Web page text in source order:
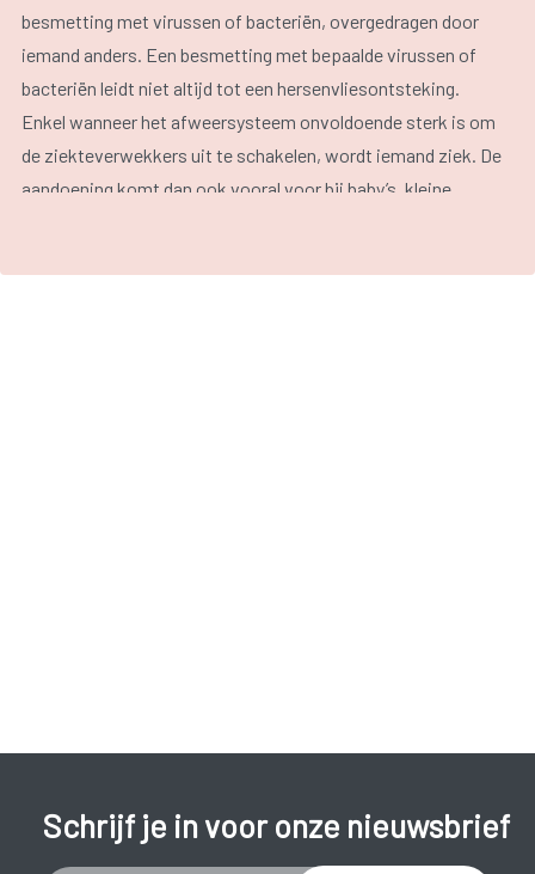
besmetting met virussen of bacteriën, overgedragen door
iemand anders. Een besmetting met bepaalde virussen of
bacteriën leidt niet altijd tot een hersenvliesontsteking.
Enkel wanneer het afweersysteem onvoldoende sterk is om
de ziekteverwekkers uit te schakelen, wordt iemand ziek. De
aandoening komt dan ook vooral voor bij baby’s, kleine
De meeste hersenvliesontstekingen wordenveroorzaakt
Schrijf je in voor onze nieuwsbrief